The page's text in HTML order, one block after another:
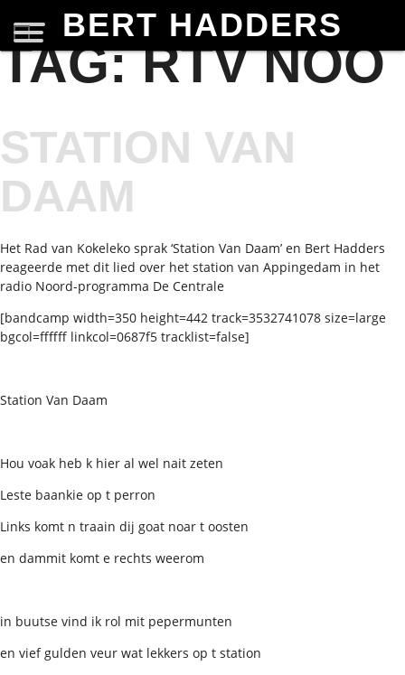
BERT HADDERS
TAG:RTV NOO
STATION VAN
DAAM
Het Rad van Kokeleko sprak ‘Station Van Daam’ en Bert Hadders
reageerde met dit lied over het station van Appingedam in het
radio Noord-programma De Centrale
[bandcamp width=350 height=442 track=3532741078 size=large
bgcol=ffffff linkcol=0687f5 tracklist=false]
Station Van Daam
Hou voak heb k hier al wel nait zeten
Leste baankie op t perron
Links komt n traain dij goat noar t oosten
en dammit komt e rechts weerom
in buutse vind ik rol mit pepermunten
en vief gulden veur wat lekkers op t station